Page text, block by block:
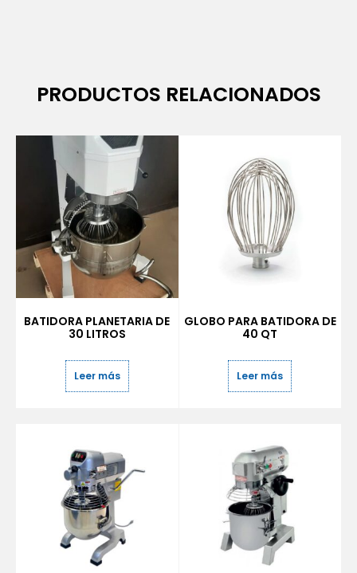
PRODUCTOS RELACIONADOS
BATIDORA PLANETARIA DE
30 LITROS
Leer más
GLOBO PARA BATIDORA DE
40 QT
Leer más